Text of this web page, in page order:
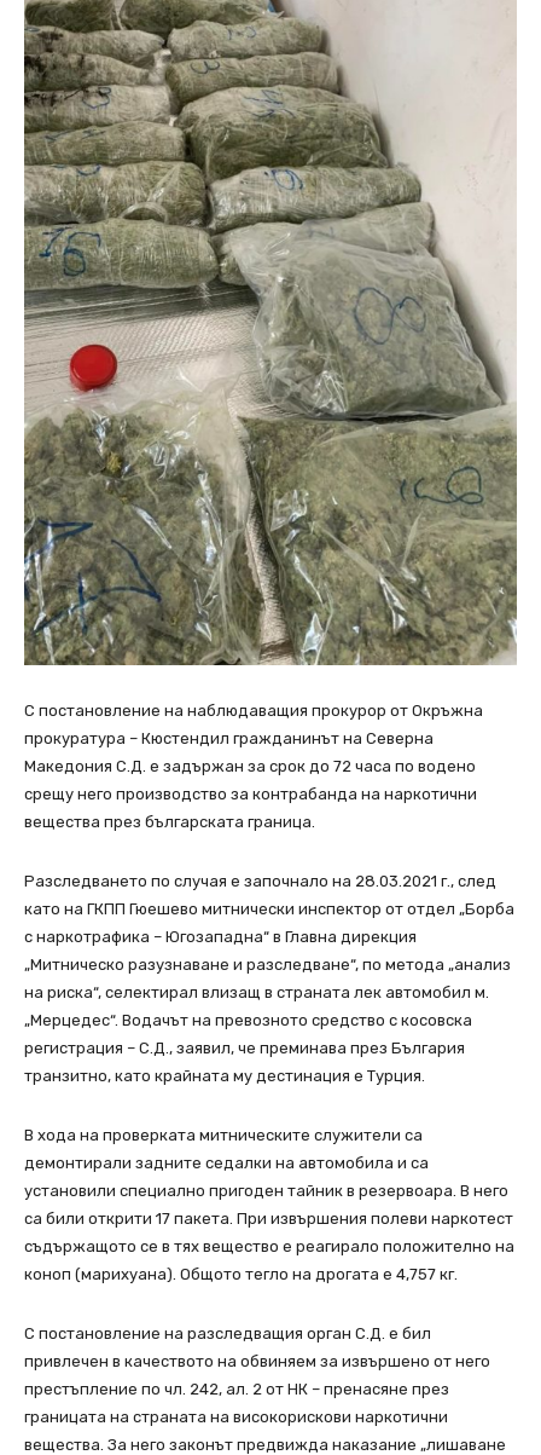
С постановление на наблюдаващия прокурор от Окръжна
прокуратура – Кюстендил гражданинът на Северна
Македония С.Д. е задържан за срок до 72 часа по водено
срещу него производство за контрабанда на наркотични
вещества през българската граница.
Разследването по случая е започнало на 28.03.2021 г., след
като на ГКПП Гюешево митнически инспектор от отдел „Борба
с наркотрафика – Югозападна“ в Главна дирекция
„Митническо разузнаване и разследване“, по метода „анализ
на риска“, селектирал влизащ в страната лек автомобил м.
„Мерцедес“. Водачът на превозното средство с косовска
регистрация – С.Д., заявил, че преминава през България
транзитно, като крайната му дестинация е Турция.
В хода на проверката митническите служители са
демонтирали задните седалки на автомобила и са
установили специално пригоден тайник в резервоара. В него
са били открити 17 пакета. При извършения полеви наркотест
съдържащото се в тях вещество е реагирало положително на
коноп (марихуана). Общото тегло на дрогата е 4,757 кг.
С постановление на разследващия орган С.Д. е бил
привлечен в качеството на обвиняем за извършено от него
престъпление по чл. 242, ал. 2 от НК – пренасяне през
границата на страната на високорискови наркотични
вещества. За него законът предвижда наказание „лишаване